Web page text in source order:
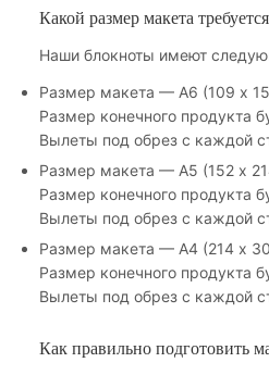
Какой размер макета
Наши блокноты имеют
Размер макета — А6 (109 х
Размер конечного продукта
Вылеты под обрез с каждой
Размер макета — А5 (152 х
Размер конечного продукта
Вылеты под обрез с каждой
Размер макета — А4 (214 х
Размер конечного продукта
Вылеты под обрез с каждой
Как правильно подготовить